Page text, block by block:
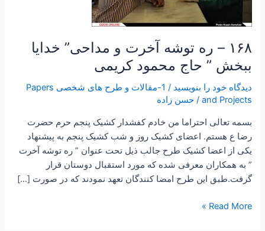
۱۶۸ – ره توشه آخرت و مداحی” خدایا
ببخش ” حاج محمود کریمی
دیدگاه‌ خود را بنویسید /
1-مقالات و طرح های شخصی Papers
and Projects
/حسن زاده
بسمه تعالی احتراما من خادم کفشدار کشیک پنجم حرم حضرت
رضا ع هستم. اعضای کشیک روز و شب کشیک پنجم به پیشنهاد
یکی از اعضا کشیک طرح جالب ذیل تحت عنوان ” ره توشه آخرت
” به همکاران معرفی شده که مورد استقبال دوستان قرار
گرفت.طبق این طرح امضا کنندگان تعهد نمودند که در صورت […]
خدایا
”
حاج
کریمی
Read More »